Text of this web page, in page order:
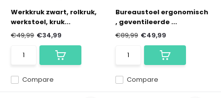
Werkkruk zwart, rolkruk,
werkstoel, kruk...
Compare
€49,99 €34,99
Bureaustoel ergonomisch
, geventileerde ...
Compare
€89,99 €49,99